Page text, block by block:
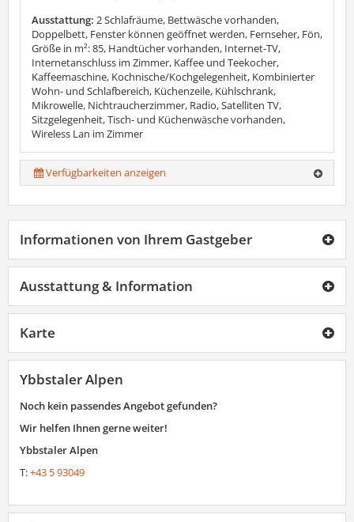
Ausstattung: 2 Schlafräume, Bettwäsche vorhanden,
Doppelbett, Fenster können geöffnet werden, Fernseher, Fön,
Größe in m²: 85, Handtücher vorhanden, Internet-TV,
Internetanschluss im Zimmer, Kaffee und Teekocher,
Kaffeemaschine, Kochnische/Kochgelegenheit, Kombinierter
Wohn- und Schlafbereich, Küchenzeile, Kühlschrank,
Mikrowelle, Nichtraucherzimmer, Radio, Satelliten TV,
Sitzgelegenheit, Tisch- und Küchenwäsche vorhanden,
Wireless Lan im Zimmer
Verfügbarkeiten anzeigen
Informationen von Ihrem Gastgeber
Ausstattung & Information
Karte
Ybbstaler Alpen
Noch kein passendes Angebot gefunden?
Wir helfen Ihnen gerne weiter!
Ybbstaler Alpen
T:+43 5 93049